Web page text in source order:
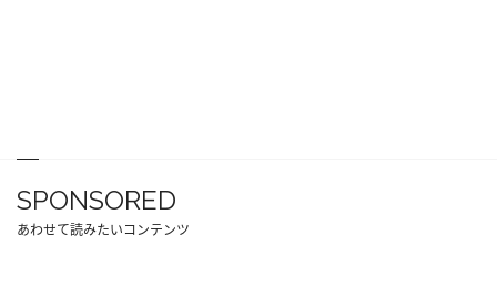
SPONSORED
あわせて読みたいコンテンツ